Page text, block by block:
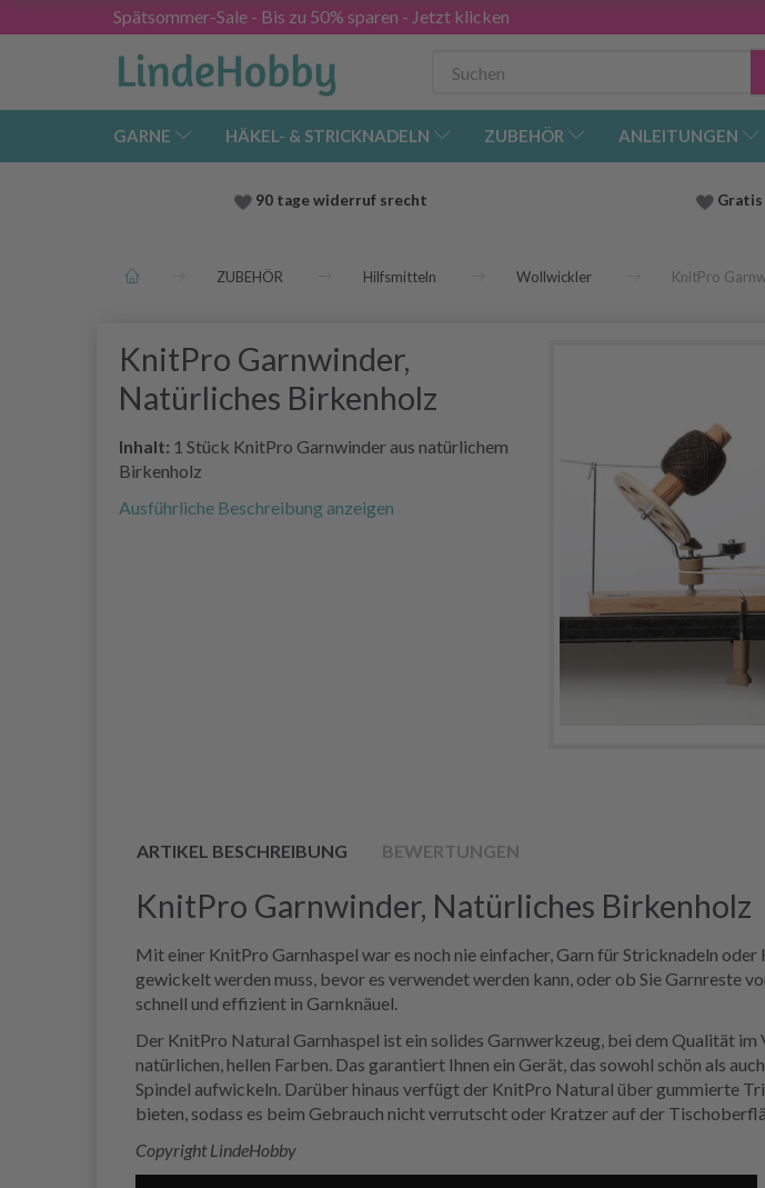
Spätsommer-Sale - Bis zu 50% sparen - Jetzt klicken
GARNE HÄKEL- & STRICKNADELN ZUBEHÖR ANLEITUNGEN
90 tage widerruf srecht Gratis
ZUBEHÖR Hilfsmitteln Wollwickler KnitPro
KnitPro Garnwinder,
Natürliches Birkenholz
Inhalt: 1 Stück KnitPro Garnwinder aus natürlichem
Birkenholz
Ausführliche Beschreibung anzeigen
ARTIKEL BESCHREIBUNG BEWERTUNGEN
KnitPro Garnwinder, Natürliches Birkenholz
Mit einer KnitPro Garnhaspel war es noch nie einfacher, Garn für Stricknadeln
gewickelt werden muss, bevor es verwendet werden kann, oder ob Sie Garnreste
schnell und effizient in Garnknäuel.
Der KnitPro Natural Garnhaspel ist ein solides Garnwerkzeug, bei dem Qualität
natürlichen, hellen Farben. Das garantiert Ihnen ein Gerät, das sowohl schön als
Spindel aufwickeln. Darüber hinaus verfügt der KnitPro Natural über gummierte
bieten, sodass es beim Gebrauch nicht verrutscht oder Kratzer auf der
Copyright LindeHobby